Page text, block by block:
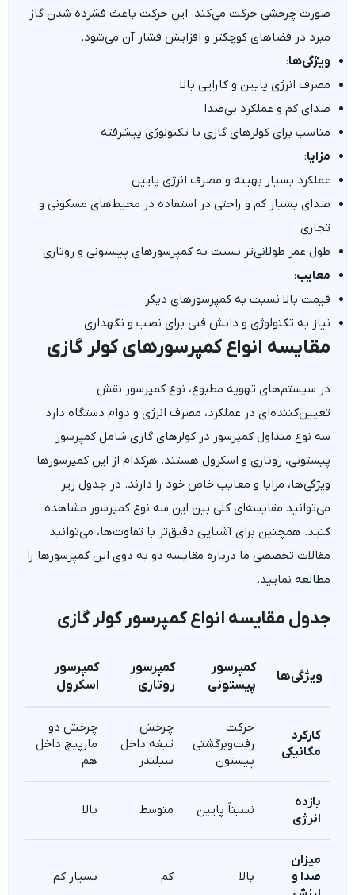
صورت چرخشی حرکت می‌کند. این حرکت باعث فشرده شدن گاز
مبرد در فضاهای کوچکتر و افزایش فشار آن می‌شود.
ویژگی‌ها:
مصرف انرژی پایین و کارایی بالا
صدای کم و عملکرد بی‌صدا
مناسب برای کولرهای گازی با تکنولوژی پیشرفته
مزایا:
عملکرد بسیار بهینه و مصرف انرژی پایین
صدای بسیار کم و راحتی در استفاده در محیط‌های مسکونی و
تجاری
طول عمر طولانی‌تر نسبت به کمپرسورهای پیستونی و روتاری
معایب:
قیمت بالا نسبت به کمپرسورهای دیگر
نیاز به تکنولوژی و دانش فنی برای نصب و نگهداری
مقایسه انواع کمپرسورهای کولر گازی
در سیستم‌های تهویه مطبوع، نوع کمپرسور نقش
تعیین‌کننده‌ای در عملکرد، مصرف انرژی و دوام دستگاه دارد.
سه نوع متداول کمپرسور در کولرهای گازی شامل کمپرسور
پیستونی، روتاری و اسکرول هستند. هرکدام از این کمپرسورها
ویژگی‌ها، مزایا و معایب خاص خود را دارند. در جدول زیر
می‌توانید مقایسه‌ای کلی بین این سه نوع کمپرسور مشاهده
کنید. همچنین برای آشنایی دقیق‌تر با تفاوت‌ها، می‌توانید
مقالات تخصصی ما درباره مقایسه دو به دوی این کمپرسورها را
مطالعه نمایید.
جدول مقایسه انواع کمپرسور کولر گازی
ویژگی‌ها
کمپرسور
پیستونی
کمپرسور
روتاری
کمپرسور
اسکرول
کارکرد
مکانیکی
حرکت
رفت‌وبرگشتی
پیستون
چرخش
تیغه داخل
سیلندر
چرخش دو
مارپیچ داخل
هم
بازده
انرژی
نسبتاً پایین متوسط بالا
میزان
صدا و
بالا کم بسیار کم